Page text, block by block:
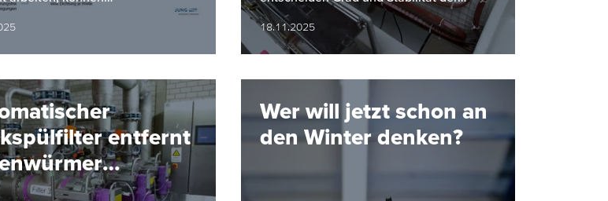
Abhilfe
Temperatur maßgeblich über Qualität und
Sicherheit von…
18.11.2025
entfernt
aus dem
Wer will jetzt schon an
den Winter denken?